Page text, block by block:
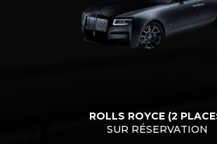
ROLLS ROYCE (2
SUR RÉSERVATION